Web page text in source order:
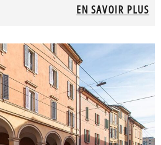
EN SAVOIR PLUS